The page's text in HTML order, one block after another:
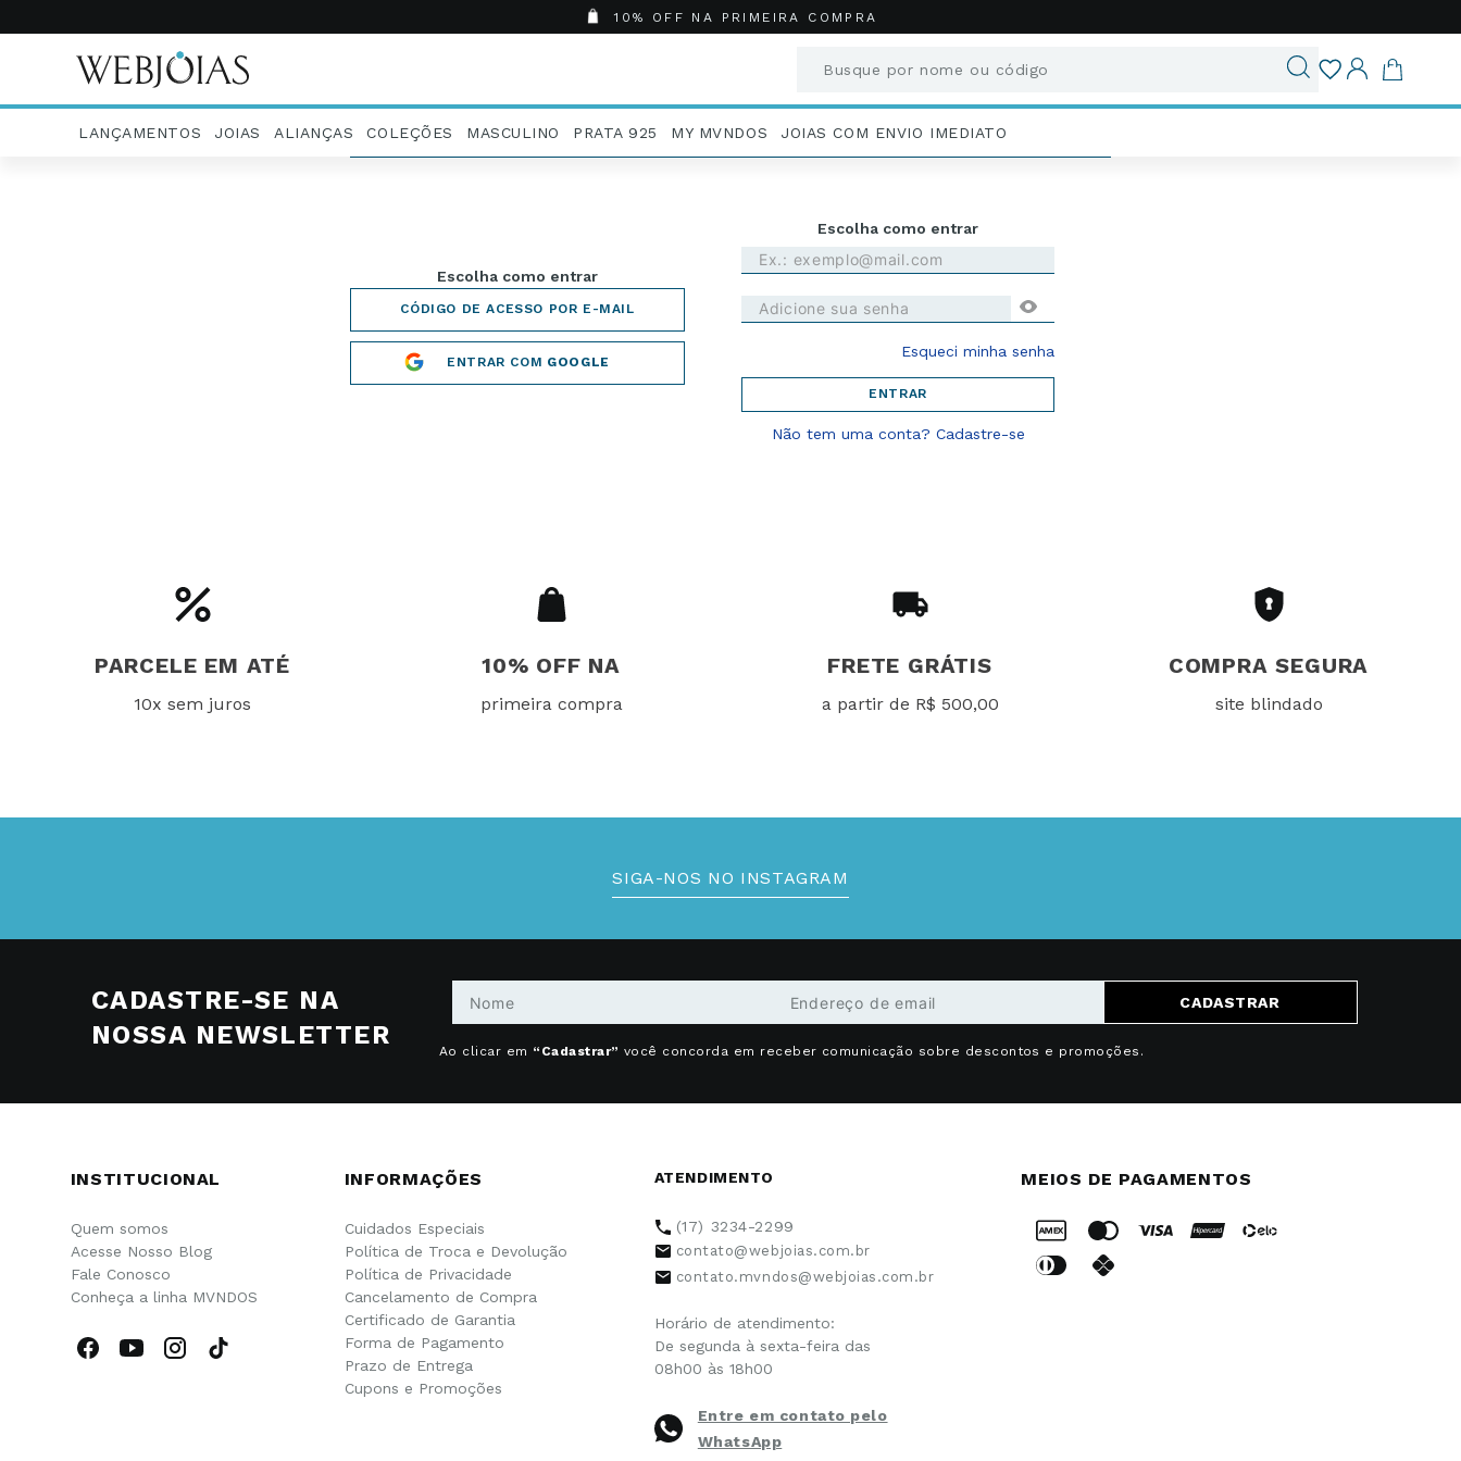
10% OFF NA PRIMEIRA COMPRA
Busque por nome ou código
LANÇAMENTOS JOIAS ALIANÇAS COLEÇÕES MASCULINO PRATA 925 MY MVNDOS JOIAS COM ENVIO IMEDIATO
ENTRAR COM GOOGLE
Esqueci minha senha
ENTRAR
Não tem uma conta? Cadastre-se
PARCELE EM ATÉ
10x sem juros
10% OFF NA
primeira compra
FRETE GRÁTIS
a partir de R$ 500,00
COMPRA SEGURA
site blindado
SIGA-NOS NO INSTAGRAM
CADASTRE-SE NA
NOSSA NEWSLETTER
CADASTRAR
Ao clicar em “Cadastrar” você concorda em receber comunicação sobre descontos e promoções.
INSTITUCIONAL
Quem somos
Acesse Nosso Blog
Fale Conosco
Conheça a linha MVNDOS
INFORMAÇÕES
Cuidados Especiais
Política de Troca e Devolução
Política de Privacidade
Cancelamento de Compra
Certificado de Garantia
Forma de Pagamento
Prazo de Entrega
Cupons e Promoções
ATENDIMENTO
(17) 3234-2299
contato@webjoias.com.br
contato.mvndos@webjoias.com.br
Horário de atendimento:
De segunda à sexta-feira das
08h00 às 18h00
Entre em contato pelo
WhatsApp
MEIOS DE PAGAMENTOS
Termos mais buscados
4º
Colares
5º
Masculino
Argola
São Bento
Casamento